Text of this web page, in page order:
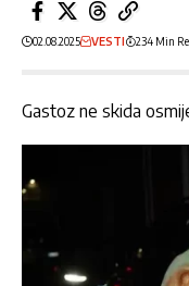
02.08.2025 VESTI 234 Min
Gastoz ne skida